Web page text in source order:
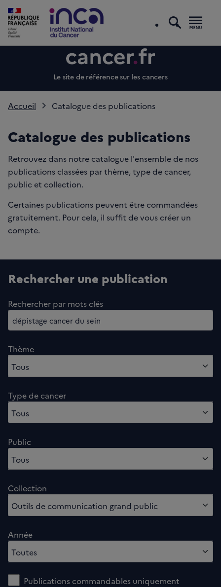
Le site de référence sur les cancers
Accueil Catalogue des publications
Catalogue des publications
Retrouvez dans notre catalogue l'ensemble de nos
publications classées par thème, type de cancer,
public et collection.
Certaines publications peuvent être commandées
gratuitement. Pour cela, il suffit de vous créer un
compte.
Rechercher une publication
Rechercher par mots clés
Thème
Tous0 option sélectionnés
Type de cancer
Tous0 option sélectionnés
Public
Tous0 option sélectionnés
Collection
Outils de communication grand publicsélectionnés
Année
Toutes0 option sélectionnés
Publications commandables uniquement